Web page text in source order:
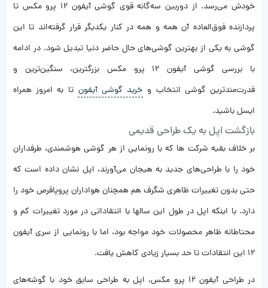
خودش می‌رسد. از دوربین سه‌گانه قوی گوشی آیفون ۱۲ پرو مکس تا
پردازنده فوق‌العاده آن همه و همه در کنار یکدیگر قرار گرفته‌اند تا این
گوشی به یکی از بهترین گوشی‌های حال حاضر دنیا تبدیل شود. در ادامه
با بررسی گوشی آیفون 12 پرو مکس بزرگترین، سنگین‌ترین و
قدرت‌مندترین گوشی انتخاب و خرید گوشی آیفون تا به امروز همراه
ایسل باشید.
بازگشت اپل به یک طراحی قدیمی
بر خلاف بقیه شرکت ها که با رونمایی از هر گوشی هوشمندی، طرفداران
خود را با طراحی‌های جدید به هیجان می‌آورند، اپل نشان داده است که
حتی بدون تغییرات ظاهری شگرف هم همچنان هواداران پروپاقرص خود را
دارد. با اینکه اپل در طول این سالها با انتقاداتی در مورد تغییرات کم و
محتاطانه ظاهر محصولات خود مواجه بود‌‌‌،‌ اما با رونمایی از سری آیفون
۱۲ این انتقادات تا حد بسیار زیادی کاهش یافت.
در طراحی آيفون ۱۲ پرو مکس، اپل به طراحی سابق خود با گوشه‌‌‌های